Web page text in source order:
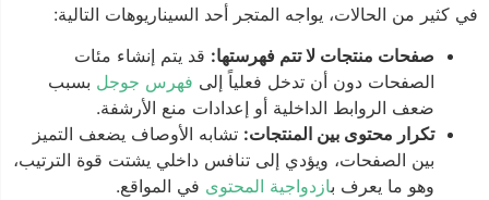
في كثير من الحالات، يواجه المتجر أحد السيناريوهات التالية:
صفحات منتجات لا تتم فهرستها:قد يتم إنشاء مئات
الصفحات دون أن تدخل فعلياً إلى فهرس جوجل بسبب
ضعف الروابط الداخلية أو إعدادات منع الأرشفة.
تكرار محتوى بين المنتجات:تشابه الأوصاف يضعف التميز
بين الصفحات، ويؤدي إلى تنافس داخلي يشتت قوة الترتيب،
وهو ما يعرف ب ازدواجية المحتوىفي المواقع.